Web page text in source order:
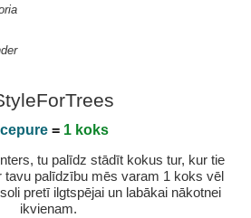
= 1 koks
tu palīdz stādīt kokus tur, kur tie
tavu palīdzību mēs varam 1 koks vēl
pretī ilgtspējai un labākai nākotnei
ikvienam.